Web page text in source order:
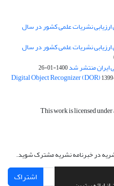
نشریات علمی کشور در سال
نشریات علمی کشور در سال
1400-01-26
This work is licensed under
در خبرنامه نشریه مشترک شوید.
اشتراک